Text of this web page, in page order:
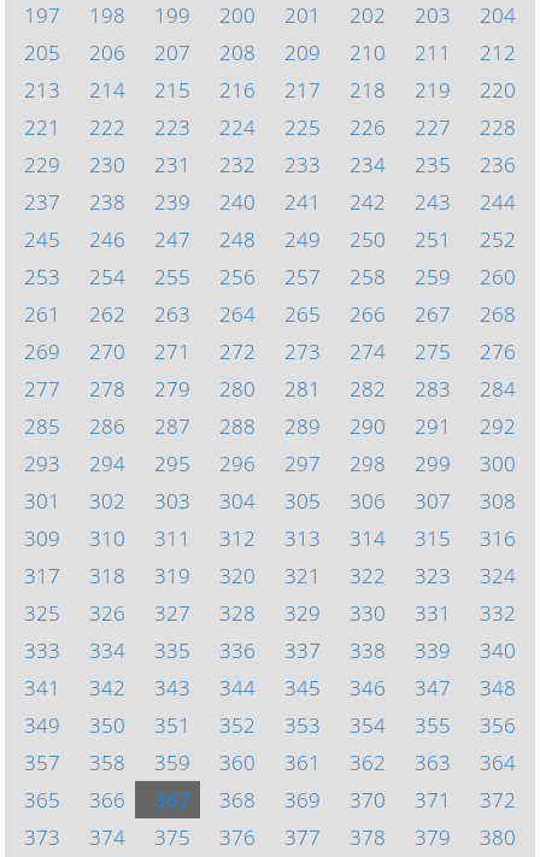
197
198 199 200 201 202 203
204
205
206 207 208 209 210 211
212
213
214 215 216 217 218 219
220
221
222 223 224 225 226 227
228
229
230 231 232 233 234 235
236
237
238 239 240 241 242 243
244
245
246 247 248 249 250 251
252
253
254 255 256 257 258 259
260
261
262 263 264 265 266 267
268
269
270 271 272 273 274 275
276
277
278 279 280 281 282 283
284
285
286 287 288 289 290 291
292
293
294 295 296 297 298 299
300
301
302 303 304 305 306 307
308
309
310 311 312 313 314 315
316
317
318 319 320 321 322 323
324
325
326 327 328 329 330 331
332
333
334 335 336 337 338 339
340
341
342 343 344 345 346 347
348
349
350 351 352 353 354 355
356
357
358 359 360 361 362 363
364
365
366 367 368 369 370 371
372
373
374 375 376 377 378 379 380